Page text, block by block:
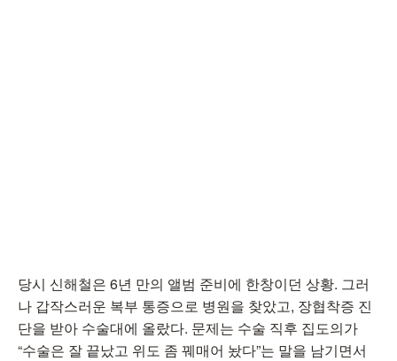
당시 신해철은 6년 만의 앨범 준비에 한창이던 상황. 그러
나 갑작스러운 복부 통증으로 병원을 찾았고, 장협착증 진
단을 받아 수술대에 올랐다. 문제는 수술 직후 집도의가
“수술은 잘 끝났고 위도 좀 꿰매어 놨다”는 말을 남기면서